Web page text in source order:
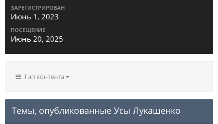
ЗАРЕГИСТРИРОВАН
Июнь 1, 2023
ПОСЕЩЕНИЕ
Июнь 20, 2025
Тип контента
Темы, опубликованные Усы Лукашенко